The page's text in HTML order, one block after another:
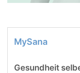
MySana
Gesundheit